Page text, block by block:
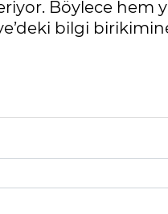
Böylece hem
bilgi